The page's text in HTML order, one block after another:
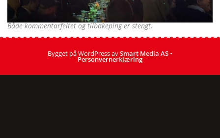
Både kommentarfeltet og tilbakeping er stengt.
Bygget på WordPress avSmart Media AS •
Personvernerklæring